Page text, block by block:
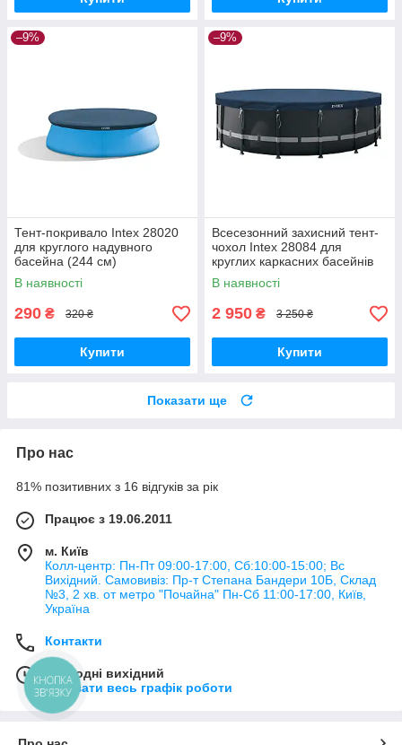
–9%
Тент-покривало Intex 28020
для круглого надувного
басейна (244 см)
В наявності
290 ₴ 320 ₴
Купити
–9%
Всесезонний захисний тент-
чохол Intex 28084 для
круглих каркасних басейнів
488 см
В наявності
2 950 ₴ 3 250 ₴
Купити
Показати ще
Про нас
81% позитивних з 16 відгуків за рік
Працює з 19.06.2011
м. Київ
Колл-центр: Пн-Пт 09:00-17:00, Сб:10:00-15:00; Вс
Вихідний. Самовивіз: Пр-т Степана Бандери 10Б, Склад
№3, 2 хв. от метро "Почайна" Пн-Cб 11:00-17:00, Київ,
Україна
Контакти
Сьогодні вихідний
Показати весь графік роботи
КНОПКА
ЗВ'ЯЗКУ